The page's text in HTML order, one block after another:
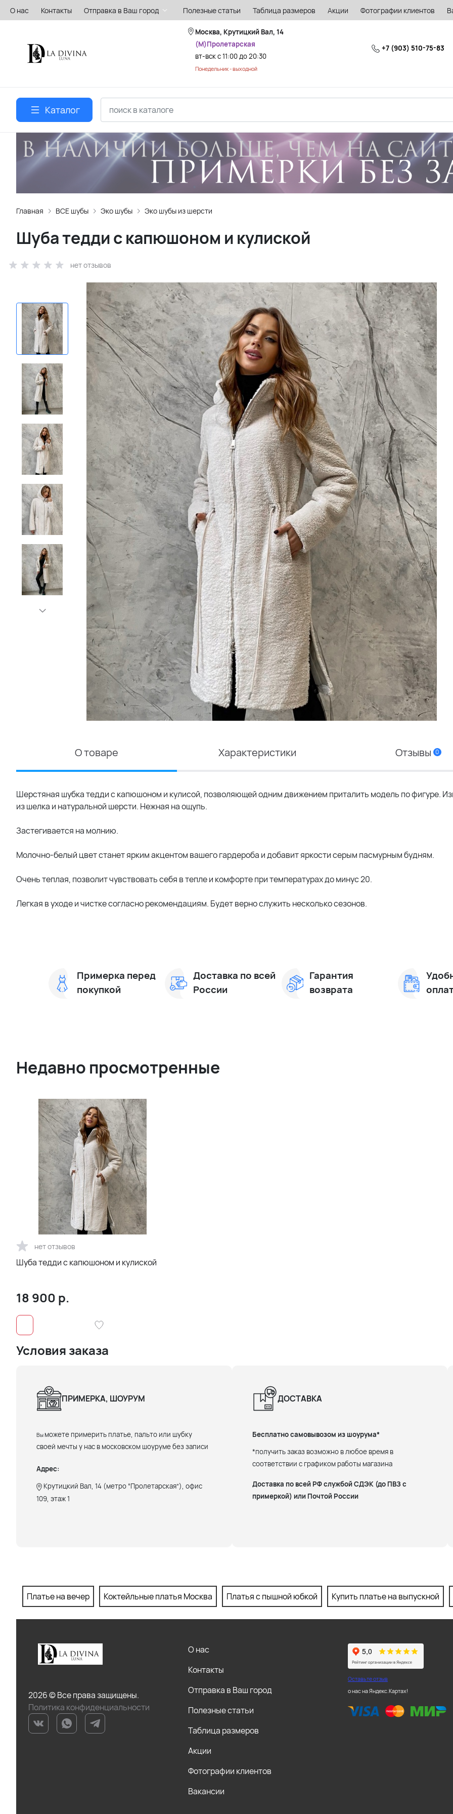
О нас Контакты Отправка в Ваш город Полезные статьи Таблица размеров Акции Фотографии клиентов
Москва, Крутицкий Вал, 14
(М)Пролетарская
вт-вск с 11:00 до 20:30
Понедельник - выходной
+7 (903) 510-75-83
Каталог
Главная ВСЕ шубы Эко шубы Эко шубы из шерсти
Шуба тедди с капюшоном и кулиской
нет отзывов
О товаре Характеристики Отзывы 0
Шерстяная шубка тедди с капюшоном и кулисой, позволяющей одним движением приталить модель по фигуре.
из шелка и натуральной шерсти. Нежная на ощупь.
Застегивается на молнию.
Молочно-белый цвет станет ярким акцентом вашего гардероба и добавит яркости серым пасмурным будням.
Очень теплая, позволит чувствовать себя в тепле и комфорте при температурах до минус 20.
Легкая в уходе и чистке согласно рекомендациям. Будет верно служить несколько сезонов.
Примерка перед
покупкой
Доставка по всей
России
Гарантия
возврата
Недавно просмотренные
нет отзывов
Шуба тедди с капюшоном и кулиской
18 900 р.
Условия заказа
ПРИМЕРКА, ШОУРУМ
Вы можете примерить платье, пальто или шубку
своей мечты у нас в московском шоуруме без записи
Адрес:
Крутицкий Вал, 14 (метро “Пролетарская”), офис
109, этаж 1
ДОСТАВКА
Бесплатно самовывозом из шоурума*
*получить заказ возможно в любое время в
соответствии с графиком работы магазина
Доставка по всей РФ службой СДЭК (до ПВЗ с
примеркой) или Почтой России
Платье на вечер Коктейльные платья Москва Платья с пышной юбкой Купить платье на выпускной
2026 © Все права защищены.
Политика конфиденциальности
О нас
Контакты
Отправка в Ваш город
Полезные статьи
Таблица размеров
Акции
Фотографии клиентов
Вакансии
Оставьте отзыв
о нас на Яндекс.Картах!